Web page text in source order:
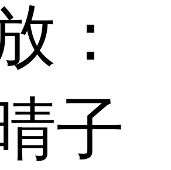
：
子